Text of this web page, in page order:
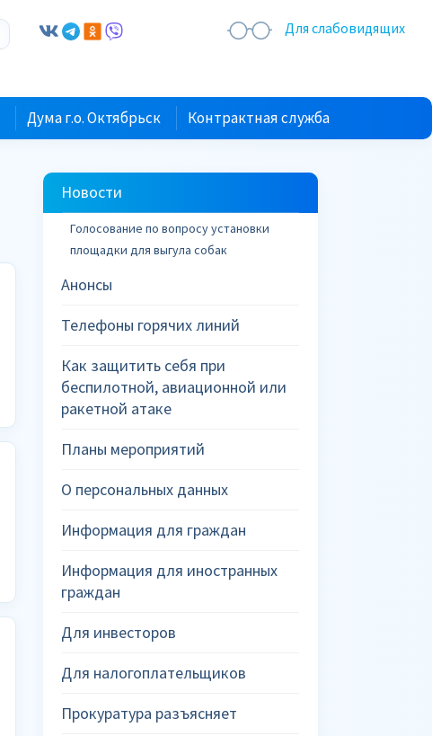
Для слабовидящих
Дума г.о. Октябрьск Контрактная служба
Новости
Голосование по вопросу установки
площадки для выгула собак
Анонсы
Телефоны горячих линий
Как защитить себя при
беспилотной, авиационной или
ракетной атаке
Планы мероприятий
О персональных данных
Информация для граждан
Информация для иностранных
граждан
Для инвесторов
Для налогоплательщиков
Прокуратура разъясняет